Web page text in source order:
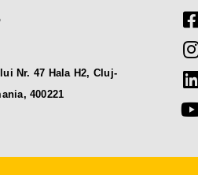
Nr. 47 Hala H2, Cluj-
400221